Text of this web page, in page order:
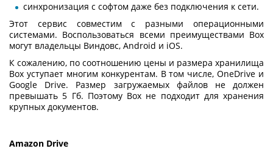
синхронизация с софтом даже без подключения к сети.
Этот сервис совместим с разными операционными
системами. Воспользоваться всеми преимуществами Box
могут владельцы Виндовс, Android и iOS.
К сожалению, по соотношению цены и размера хранилища
Box уступает многим конкурентам. В том числе, OneDrive и
Google Drive. Размер загружаемых файлов не должен
превышать 5 Гб. Поэтому Box не подходит для хранения
крупных документов.
Amazon Drive